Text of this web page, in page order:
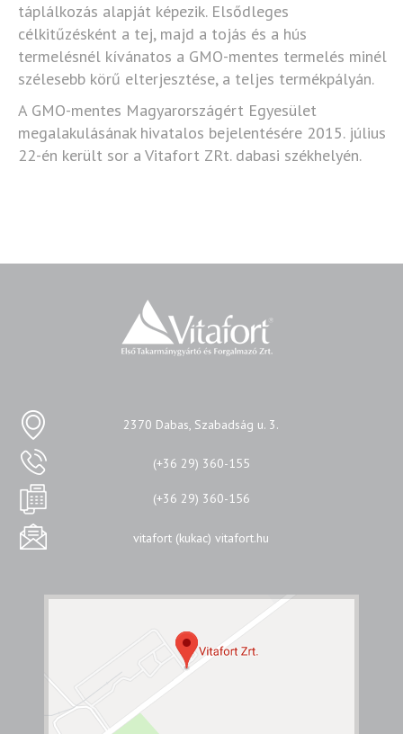
táplálkozás alapját képezik. Elsődleges
célkitűzésként a tej, majd a tojás és a hús
termelésnél kívánatos a GMO-mentes termelés minél
szélesebb körű elterjesztése, a teljes termékpályán.
A GMO-mentes Magyarországért Egyesület
megalakulásának hivatalos bejelentésére 2015. július
22-én került sor a Vitafort ZRt. dabasi székhelyén.
2370 Dabas, Szabadság u. 3.
(+36 29) 360-155
(+36 29) 360-156
vitafort (kukac) vitafort.hu